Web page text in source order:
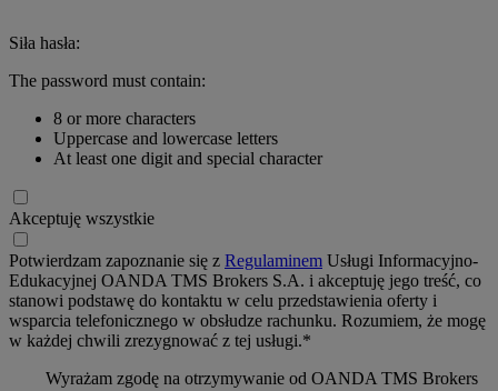
Siła hasła:
The password must contain:
8 or more characters
Uppercase and lowercase letters
At least one digit and special character
Akceptuję wszystkie
Potwierdzam zapoznanie się z Regulaminem Usługi Informacyjno-
Edukacyjnej OANDA TMS Brokers S.A. i akceptuję jego treść, co
stanowi podstawę do kontaktu w celu przedstawienia oferty i
wsparcia telefonicznego w obsłudze rachunku. Rozumiem, że mogę
w każdej chwili zrezygnować z tej usługi.*
Wyrażam zgodę na otrzymywanie od OANDA TMS Brokers